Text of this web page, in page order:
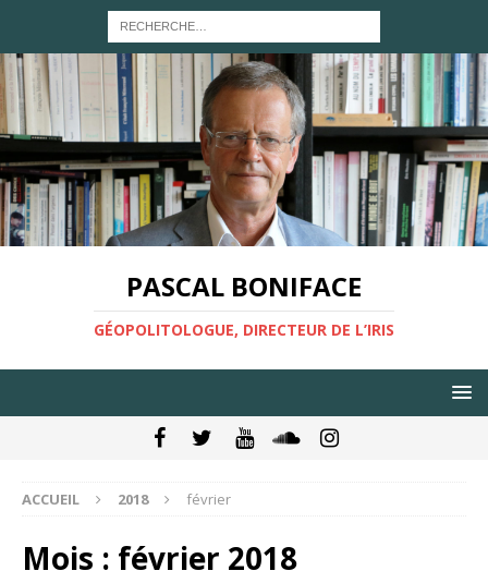
PASCAL BONIFACE
GÉOPOLITOLOGUE, DIRECTEUR DE L’IRIS
ACCUEIL 2018 février
Mois : février 2018